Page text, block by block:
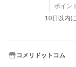
ポイン
10日以内
コメリドットコム